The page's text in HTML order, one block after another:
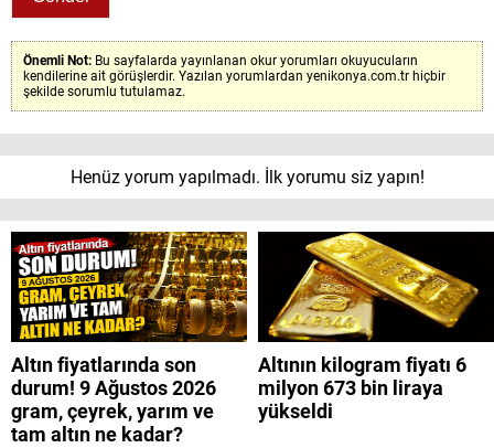
Önemli Not: Bu sayfalarda yayınlanan okur yorumları okuyucuların
kendilerine ait görüşlerdir. Yazılan yorumlardan yenikonya.com.tr hiçbir
şekilde sorumlu tutulamaz.
Henüz yorum yapılmadı. İlk yorumu siz yapın!
Altın fiyatlarında son
durum! 9 Ağustos 2026
gram, çeyrek, yarım ve
tam altın ne kadar?
Altının kilogram fiyatı 6
milyon 673 bin liraya
yükseldi